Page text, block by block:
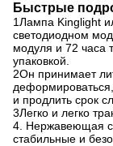
Быстрые
1Лампа Kinglight
светодиодном
модуля и 72 часа
упаковкой.
2Он принимает
и продлить срок
3Легко и легко
4. Нержавеющая
стабильные и